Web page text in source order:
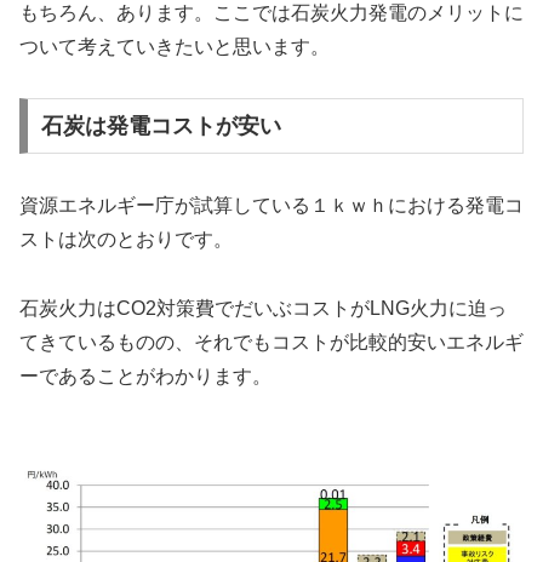
もちろん、あります。ここでは石炭火力発電のメリットに
ついて考えていきたいと思います。
石炭は発電コストが安い
資源エネルギー庁が試算している１ｋｗｈにおける発電コ
ストは次のとおりです。
石炭火力はCO2対策費でだいぶコストがLNG火力に迫っ
てきているものの、それでもコストが比較的安いエネルギ
ーであることがわかります。